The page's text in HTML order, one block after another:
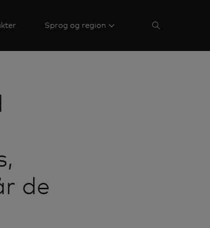
Sprog og region
de